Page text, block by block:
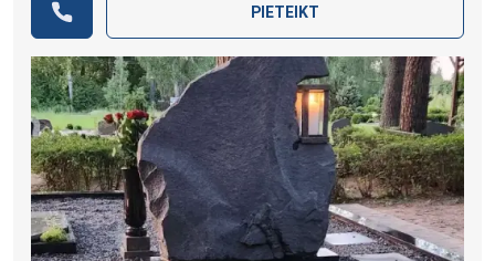
PIETEIKT